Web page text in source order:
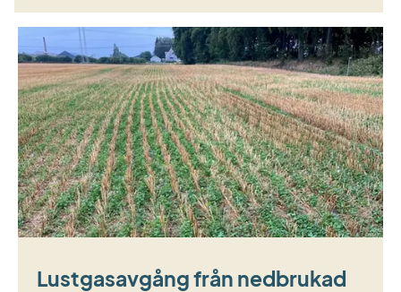
Lustgasavgång från nedbrukad